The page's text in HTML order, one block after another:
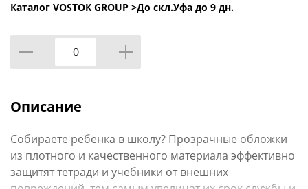
Каталог VOSTOK GROUP >До скл.Уфа до 9 дн.
Описание
Собираете ребенка в школу? Прозрачные обложки
из плотного и качественного материала эффективно
защитят тетради и учебники от внешних